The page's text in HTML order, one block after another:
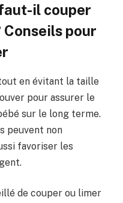
il couper
Conseils pour
en évitant la taille
pour assurer le
sur le long terme.
peuvent non
favoriser les
de couper ou limer